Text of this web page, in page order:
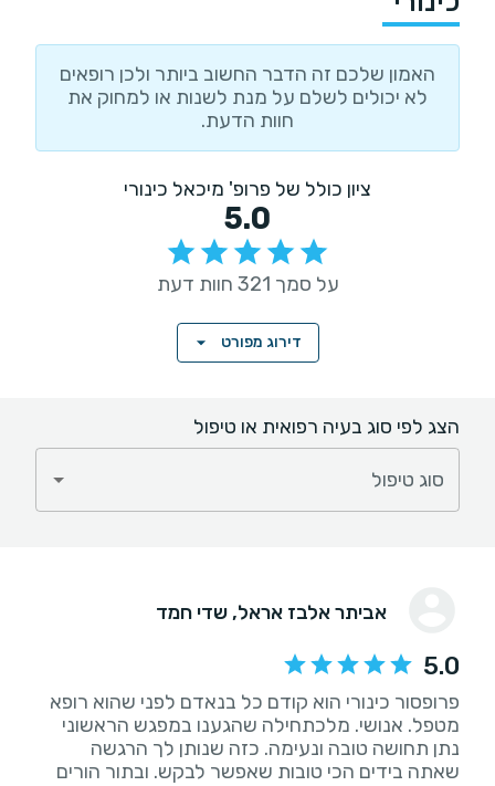
האמון שלכם זה הדבר החשוב ביותר ולכן רופאים
לא יכולים לשלם על מנת לשנות או למחוק את
חוות הדעת.
ציון כולל של פרופ' מיכאל כינורי
5.0
על סמך 321 חוות דעת
דירוג מפורט
הצג לפי סוג בעיה רפואית או טיפול
סוג טיפול
אביתר אלבז אראל, שדי חמד
5.0
פרופסור כינורי הוא קודם כל בנאדם לפני שהוא רופא
מטפל. אנושי. מלכתחילה שהגענו במפגש הראשוני
נתן תחושה טובה ונעימה. כזה שנותן לך הרגשה
שאתה בידים הכי טובות שאפשר לבקש. ובתור הורים